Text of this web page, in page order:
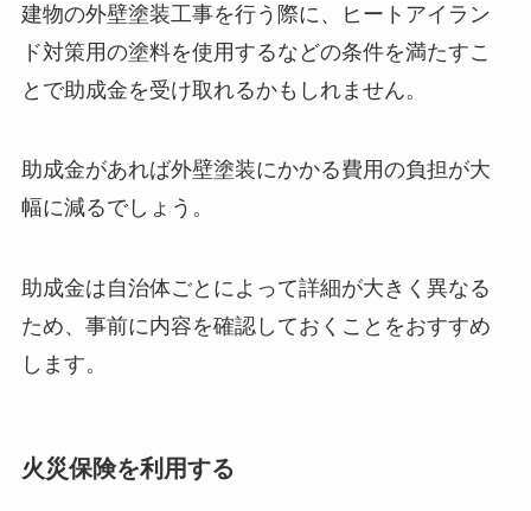
建物の外壁塗装工事を行う際に、ヒートアイラン
ド対策用の塗料を使用するなどの条件を満たすこ
とで助成金を受け取れるかもしれません。
助成金があれば外壁塗装にかかる費用の負担が大
幅に減るでしょう。
助成金は自治体ごとによって詳細が大きく異なる
ため、事前に内容を確認しておくことをおすすめ
します。
火災保険を利用する